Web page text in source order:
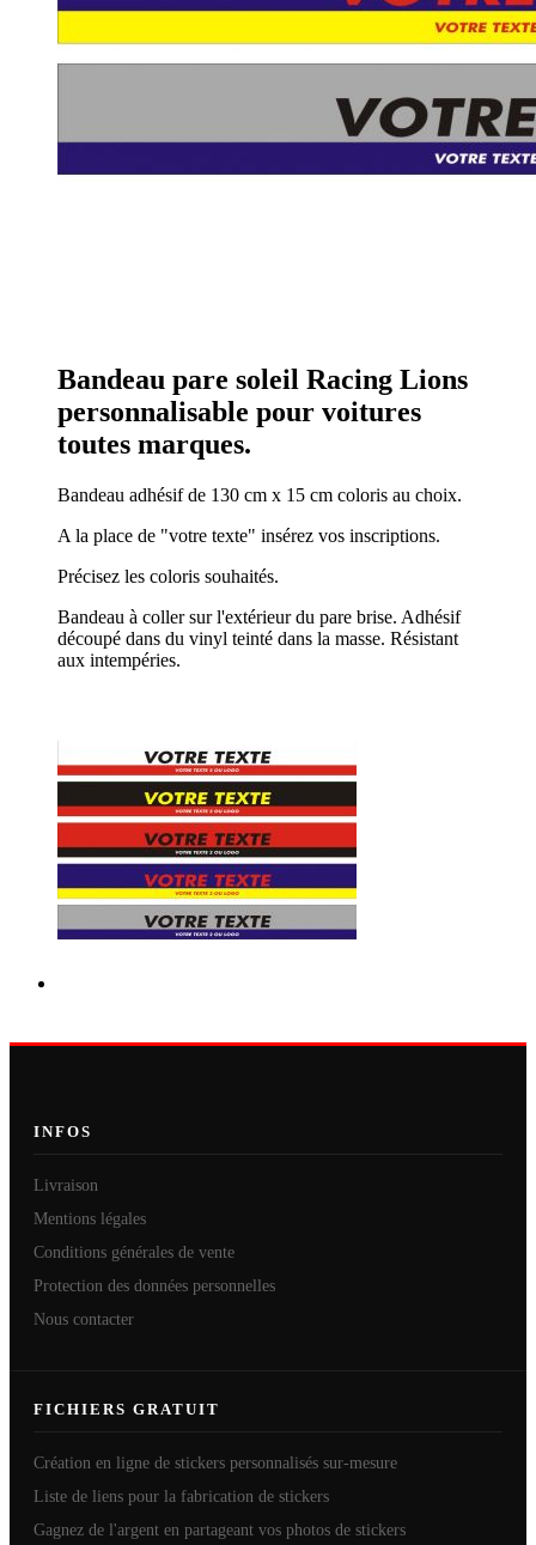
Bandeau pare soleil Racing Lions
personnalisable pour voitures
toutes marques.
Bandeau adhésif de 130 cm x 15 cm coloris au choix.
A la place de "votre texte" insérez vos inscriptions.
Précisez les coloris souhaités.
Bandeau à coller sur l'extérieur du pare brise. Adhésif
découpé dans du vinyl teinté dans la masse. Résistant
aux intempéries.
INFOS
Livraison
Mentions légales
Conditions générales de vente
Protection des données personnelles
Nous contacter
FICHIERS GRATUIT
Création en ligne de stickers personnalisés sur-mesure
Liste de liens pour la fabrication de stickers
Gagnez de l'argent en partageant vos photos de stickers